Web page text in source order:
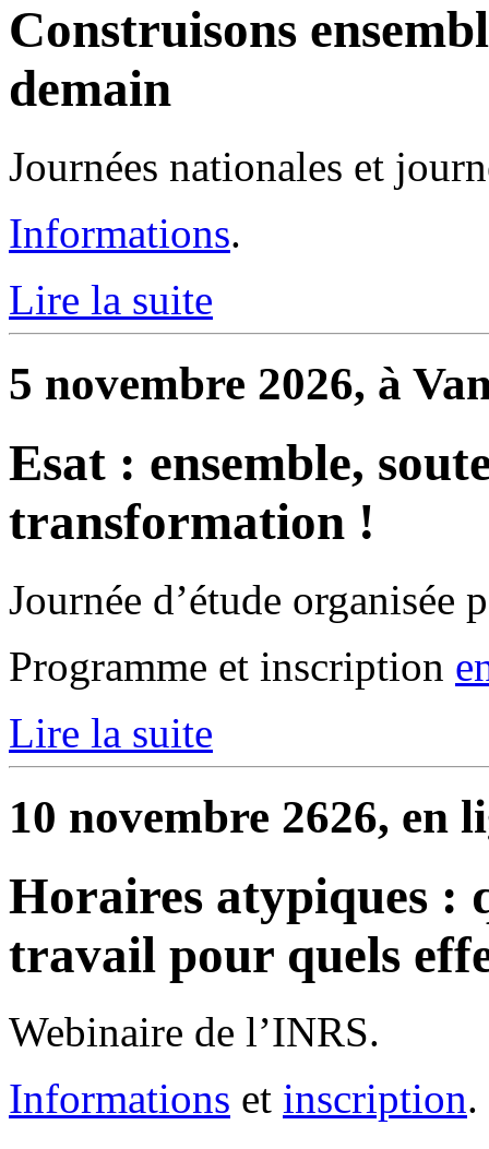
Construisons
demain
Journées nationales et
Informations.
Lire la suite
5 novembre 2026, à
Esat : ensemble,
transformation !
Journée d’étude organisée
Programme et inscription
Lire la suite
10 novembre 2626, en
Horaires atypiques :
travail pour quels
Webinaire de l’INRS.
Informations et inscription.